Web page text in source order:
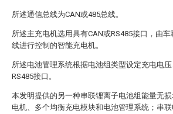
所述通信总线为CAN或485总线。
所述主充电机选用具有CAN或RS485接口，由
线进行控制的智能充电机。
所述电池管理系统根据电池组类型设定充电电
RS485接口。
本发明提供的另一种串联锂离子电池组能量无
电机、多个均衡充电模块和电池管理系统；串